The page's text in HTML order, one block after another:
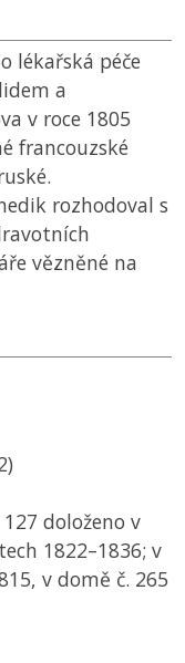
lékařská péče
a
v roce 1805
francouzské
rozhodoval s
vězněné na
doloženo v
1822–1836; v
v domě č. 265